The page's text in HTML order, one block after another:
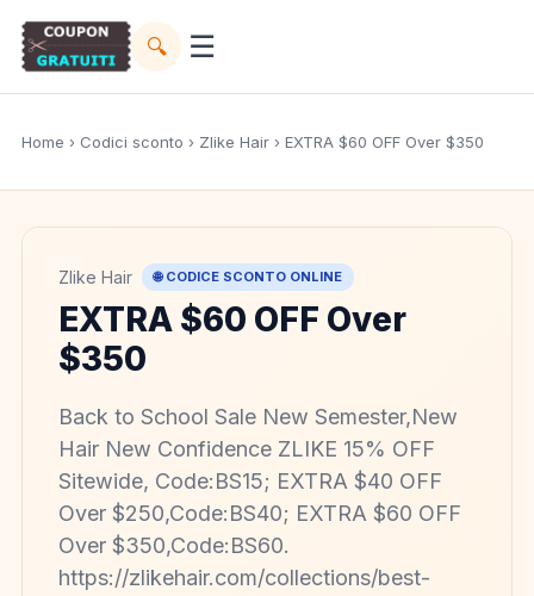
🔍 ☰
Home › Codici sconto › Zlike Hair › EXTRA $60 OFF Over $350
Zlike Hair 🌐 CODICE SCONTO ONLINE
EXTRA $60 OFF Over
$350
Back to School Sale New Semester,New
Hair New Confidence ZLIKE 15% OFF
Sitewide, Code:BS15; EXTRA $40 OFF
Over $250,Code:BS40; EXTRA $60 OFF
Over $350,Code:BS60.
https://zlikehair.com/collections/best-